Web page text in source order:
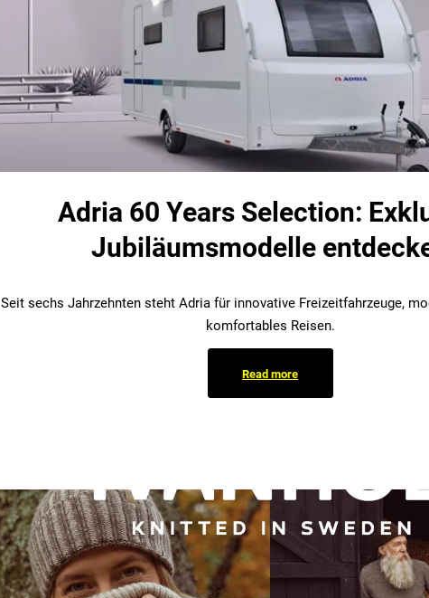
Adria 60 Years Selection:
Jubiläumsmodelle
Seit sechs Jahrzehnten steht Adria für innovative Freizeitfahrzeuge,
komfortables Reisen.
Read more